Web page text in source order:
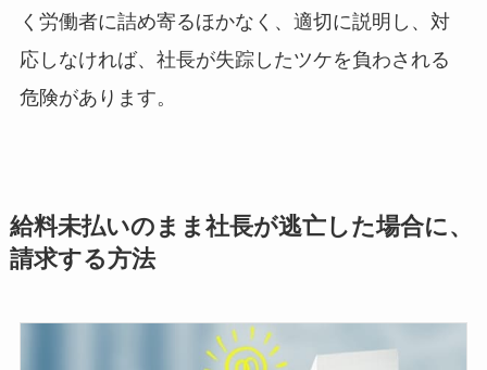
く労働者に詰め寄るほかなく、適切に説明し、対
応しなければ、社長が失踪したツケを負わされる
危険があります。
給料未払いのまま社長が逃亡した場合に、
請求する方法